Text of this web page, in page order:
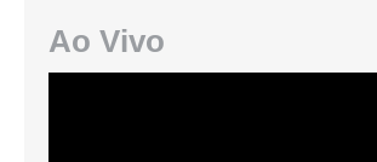
Ao Vivo